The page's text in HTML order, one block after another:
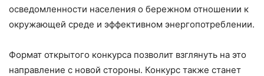
осведомленности населения о бережном отношении к
окружающей среде и эффективном энергопотреблении.
Формат открытого конкурса позволит взглянуть на это
направление с новой стороны. Конкурс также станет